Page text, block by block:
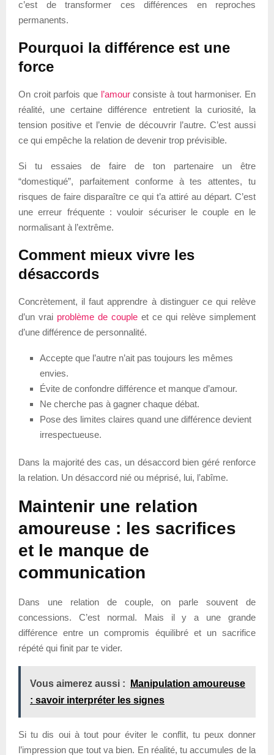
c’est de transformer ces différences en reproches
permanents.
Pourquoi la différence est une
force
On croit parfois que l’amourconsiste à tout harmoniser. En
réalité, une certaine différence entretient la curiosité, la
tension positive et l’envie de découvrir l’autre. C’est aussi
ce qui empêche la relation de devenir trop prévisible.
Si tu essaies de faire de ton partenaire un être
“domestiqué”, parfaitement conforme à tes attentes, tu
risques de faire disparaître ce qui t’a attiré au départ. C’est
une erreur fréquente : vouloir sécuriser le couple en le
normalisant à l’extrême.
Comment mieux vivre les
désaccords
Concrètement, il faut apprendre à distinguer ce qui relève
d’un vrai problème de couple et ce qui relève simplement
d’une différence de personnalité.
Accepte que l’autre n’ait pas toujours les mêmes
envies.
Évite de confondre différence et manque d’amour.
Ne cherche pas à gagner chaque débat.
Pose des limites claires quand une différence devient
irrespectueuse.
Dans la majorité des cas, un désaccord bien géré renforce
la relation. Un désaccord nié ou méprisé, lui, l’abîme.
Maintenir une relation
amoureuse : les sacrifices
et le manque de
communication
Dans une relation de couple, on parle souvent de
concessions. C’est normal. Mais il y a une grande
différence entre un compromis équilibré et un sacrifice
répété qui finit par te vider.
Vous aimerez aussi :
Manipulation amoureuse
: savoir interpréter les signes
Si tu dis oui à tout pour éviter le conflit, tu peux donner
l’impression que tout va bien. En réalité, tu accumules de la